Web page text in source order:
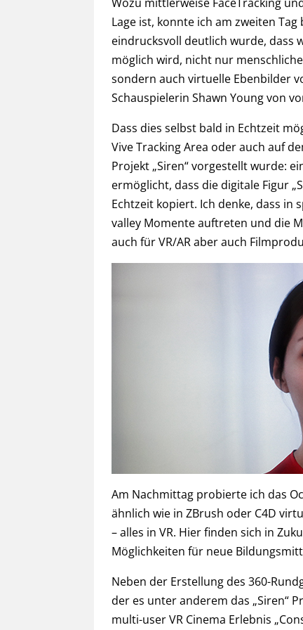
Lage ist, konnte ich am zweiten Tag
eindrucksvoll deutlich wurde, dass
möglich wird, nicht nur
sondern auch virtuelle Ebenbilder
Schauspielerin Shawn Young von
Dass dies selbst bald in Echtzeit
Vive Tracking Area oder auch auf
Projekt „Siren“ vorgestellt wurde:
ermöglicht, dass die digitale Figur
Echtzeit kopiert. Ich denke, dass in
valley Momente auftreten und die
auch für VR/AR aber auch
Am Nachmittag probierte ich das
ähnlich wie in ZBrush oder C4D
– alles in VR. Hier finden sich in
Möglichkeiten für neue
Neben der Erstellung des 360-
der es unter anderem das „Siren“
multi-user VR Cinema Erlebnis